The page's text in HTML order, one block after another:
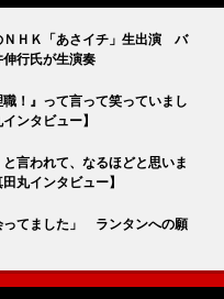
ＮＨＫ「あさイチ」生出演 バ
行氏が生演奏
！』って言って笑っていまし
ンタビュー】
言われて、なるほどと思いま
丸インタビュー】
ってました」 ランタンへの願